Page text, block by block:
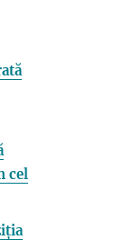
cel